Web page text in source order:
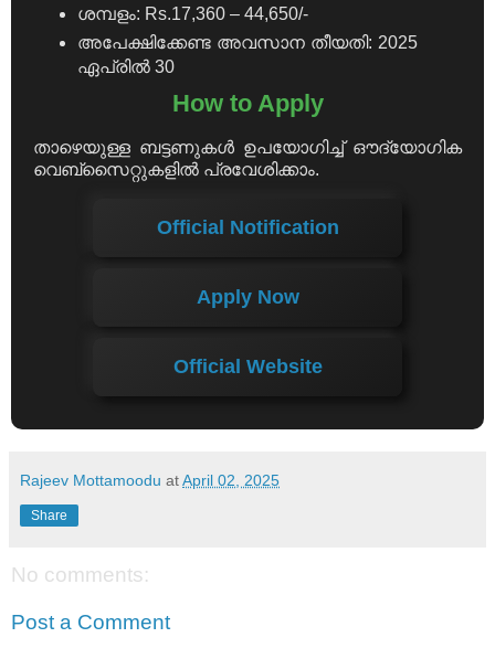
ശമ്പളം: Rs.17,360 – 44,650/-
അപേക്ഷിക്കേണ്ട അവസാന തീയതി: 2025
ഏപ്രിൽ 30
How to Apply
താഴെയുള്ള ബട്ടണുകൾ ഉപയോഗിച്ച് ഔദ്യോഗിക
വെബ്സൈറ്റുകളിൽ പ്രവേശിക്കാം.
Official Notification
Apply Now
Official Website
Rajeev Mottamoodu atApril 02, 2025
Share
No comments:
Post a Comment